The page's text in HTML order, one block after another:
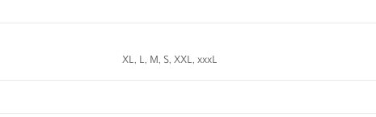
XL, L, M, S, XXL, xxxL